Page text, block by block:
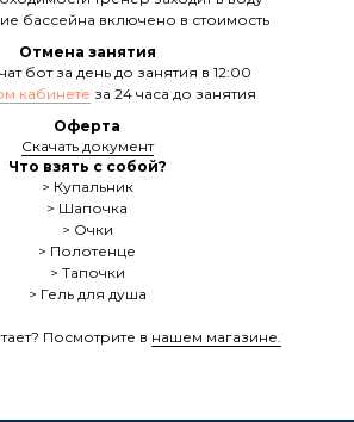
бассейна включено в стоимость
Отмена занятия
бот за день до занятия в 12:00
кабинете за 24 часа до занятия
Оферта
Скачать документ
Что взять с собой?
> Купальник
> Шапочка
> Очки
> Полотенце
> Тапочки
> Гель для душа
Посмотрите в нашем магазине.